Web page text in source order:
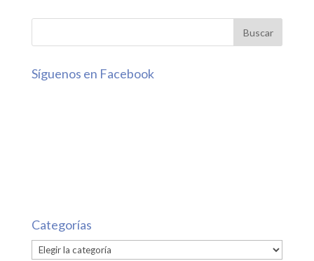
Síguenos en Facebook
Categorías
Categorías